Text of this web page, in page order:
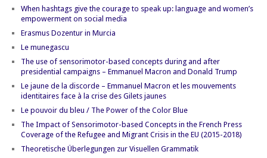
When hashtags give the courage to speak up: language and women’s
empowerment on social media
Erasmus Dozentur in Murcia
Le munegascu
The use of sensorimotor-based concepts during and after
presidential campaigns – Emmanuel Macron and Donald Trump
Le jaune de la discorde – Emmanuel Macron et les mouvements
identitaires face à la crise des Gilets jaunes
Le pouvoir du bleu / The Power of the Color Blue
The Impact of Sensorimotor-based Concepts in the French Press
Coverage of the Refugee and Migrant Crisis in the EU (2015-2018)
Theoretische Überlegungen zur Visuellen Grammatik